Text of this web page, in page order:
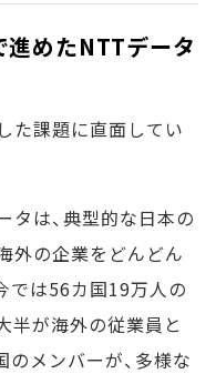
進めたNTTデータ
た課題に直面してい
は、典型的な日本の
外の企業をどんどん
では56カ国19万人の
半が海外の従業員と
のメンバーが、多様な